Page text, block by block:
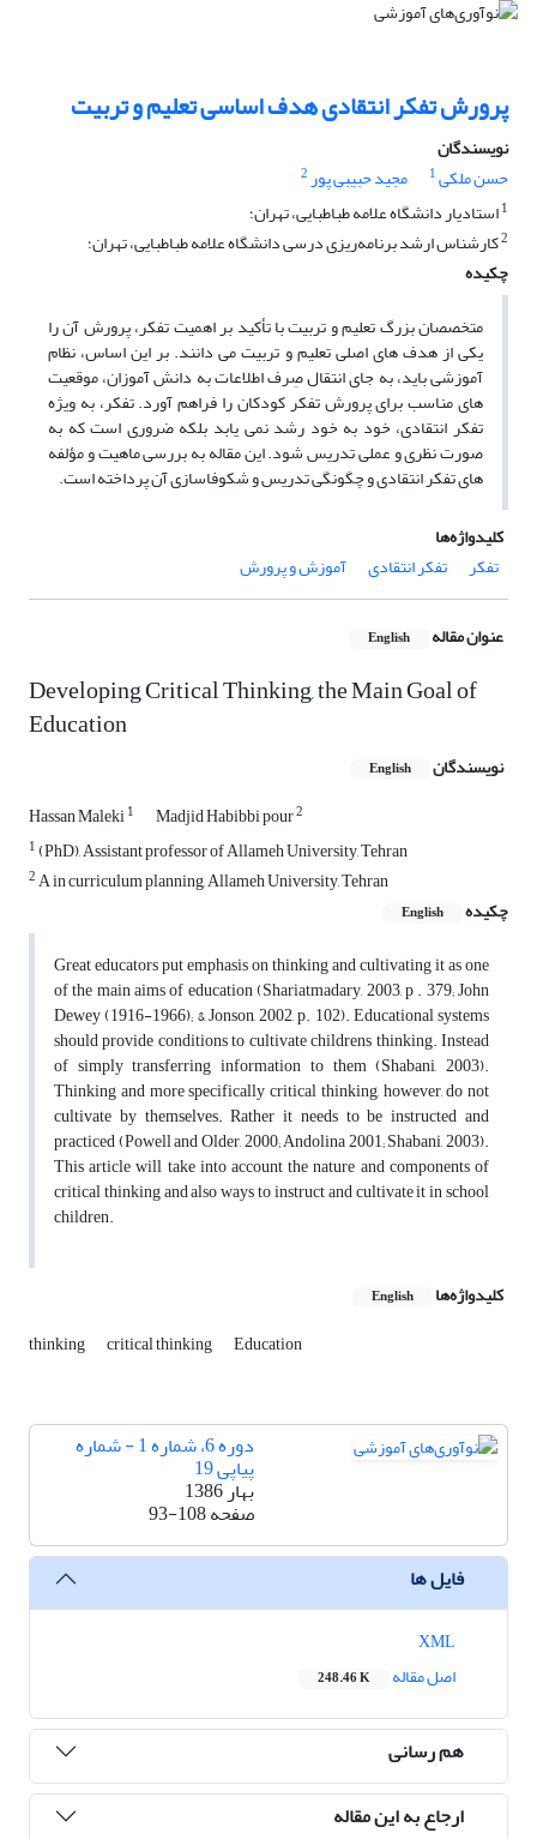
پرورش تفکر انتقادی هدف اساسی تعلیم و تربیت
نویسندگان
حسن ملکی1 مجید حبیبی پور2
1استادیار دانشگاه علامه طباطبایی، تهران؛
2کارشناس ارشد برنامه‌ریزی درسی دانشگاه علامه طباطبایی، تهران؛
چکیده
متخصصان بزرگ تعلیم و تربیت با تأکید بر اهمیت تفکر، پرورش آن را
یکی از هدف های اصلی تعلیم و تربیت می دانند. بر این اساس، نظام
آموزشی باید، به جای انتقال صِرف اطلاعات به دانش آموزان، موقعیت
های مناسب برای پرورش تفکر کودکان را فراهم آورد. تفکر، به ویژه
تفکر انتقادی، خود به خود رشد نمی یابد بلکه ضروری است که به
صورت نظری و عملی تدریس شود. این مقاله به بررسی ماهیت و مؤلفه
های تفکر انتقادی و چگونگی تدریس و شکوفاسازی آن پرداخته است.
کلیدواژه‌ها
تفکر
تفکر انتقادی آموزش و پرورش
عنوان مقاله English
Developing Critical Thinking, the Main Goal of
Education
نویسندگان English
Hassan Maleki1 Madjid Habibbi pour2
1(PhD), Assistant professor of Allameh University, Tehran
2A in curriculum planning, Allameh University, Tehran
چکیده
English
Great educators put emphasis on thinking and cultivating it as one
of the main aims of education (Shariatmadary, 2003, p . 379; John
Dewey (1916-1966); & Jonson, 2002, p. 102). Educational systems
should provide conditions to cultivate childrens thinking. Instead
of simply transferring information to them (Shabani, 2003).
Thinking and more specifically critical thinking, however, do not
cultivate by themselves. Rather it needs to be instructed and
practiced (Powell and Older, 2000; Andolina 2001; Shabani, 2003).
This article will take into account the nature and components of
critical thinking and also ways to instruct and cultivate it in school
children.
کلیدواژه‌ها English
thinking critical thinking Education
دوره 6، شماره 1 - شماره
پیاپی 19
بهار 1386
صفحه93-108
فایل ها
اصل مقاله
248.46 K
هم رسانی
ارجاع به این مقاله